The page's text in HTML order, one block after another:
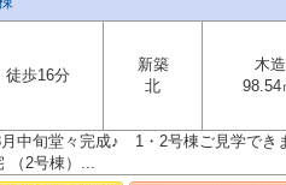
徒歩16分
新築
北
木造
98.54
中旬堂々完成♪ 1・2号棟ご見学でき
（2号棟）...